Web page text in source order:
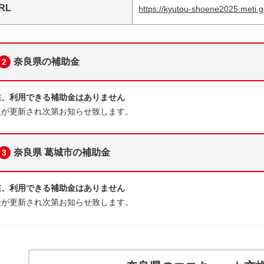
https://kyutou-
2 奈良県の補助金
利用できる補助金はありません
更新され次第お知らせ致します。
3 奈良県 葛城市の補助金
利用できる補助金はありません
更新され次第お知らせ致します。